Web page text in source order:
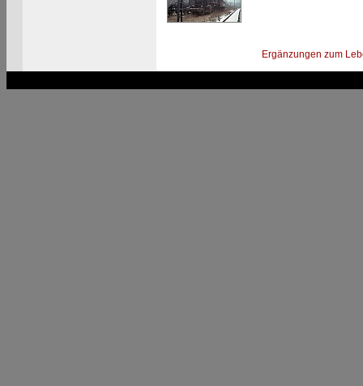
Ergänzungen zum